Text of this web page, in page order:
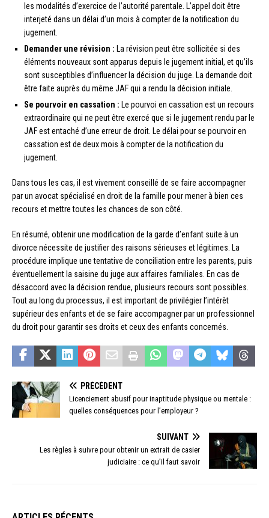
les modalités d’exercice de l’autorité parentale. L’appel doit être
interjeté dans un délai d’un mois à compter de la notification du
jugement.
Demander une révision : La révision peut être sollicitée si des
éléments nouveaux sont apparus depuis le jugement initial, et qu’ils
sont susceptibles d’influencer la décision du juge. La demande doit
être faite auprès du même JAF qui a rendu la décision initiale.
Se pourvoir en cassation : Le pourvoi en cassation est un recours
extraordinaire qui ne peut être exercé que si le jugement rendu par le
JAF est entaché d’une erreur de droit. Le délai pour se pourvoir en
cassation est de deux mois à compter de la notification du
jugement.
Dans tous les cas, il est vivement conseillé de se faire accompagner
par un avocat spécialisé en droit de la famille pour mener à bien ces
recours et mettre toutes les chances de son côté.
En résumé, obtenir une modification de la garde d’enfant suite à un
divorce nécessite de justifier des raisons sérieuses et légitimes. La
procédure implique une tentative de conciliation entre les parents, puis
éventuellement la saisine du juge aux affaires familiales. En cas de
désaccord avec la décision rendue, plusieurs recours sont possibles.
Tout au long du processus, il est important de privilégier l’intérêt
supérieur des enfants et de se faire accompagner par un professionnel
du droit pour garantir ses droits et ceux des enfants concernés.
PRÉCÉDENT
Licenciement abusif pour inaptitude physique ou mentale :
quelles conséquences pour l’employeur ?
SUIVANT
Les règles à suivre pour obtenir un extrait de casier
judiciaire : ce qu’il faut savoir